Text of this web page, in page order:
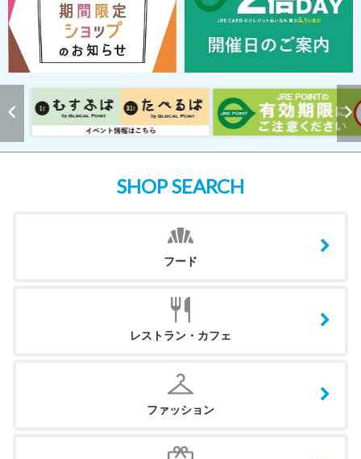
SHOP SEARCH
フード
レストラン・カフェ
ファッション